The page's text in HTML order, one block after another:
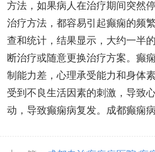
方法，如果病人在治疗期间突然
治疗方法，都容易引起癫痫的频
查和统计，结果显示，大约一半
断治疗或随意更换治疗方案。癫
制能力差，心理承受能力和身体
受到不良生活因素的刺激，导致
动，导致癫痫病复发。 成都癫痫